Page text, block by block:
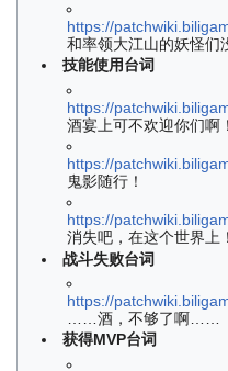
https://
和率领大江山的妖怪们
技能使用台词
https://
酒宴上可不欢迎你们啊！
https://
鬼影随行！
https://
消失吧，在这个世界上！
战斗失败台词
https://
……酒，不够了啊……
获得MVP台词